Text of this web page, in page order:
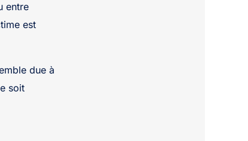
entre
est
due à
soit